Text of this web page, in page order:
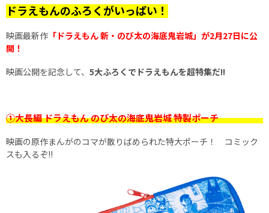
ドラえもんのふろくがいっぱい！
映画最新作 「ドラえもん 新・のび太の海底鬼岩城」が2月27日に公
開！
映画公開を記念して、 5大ふろくでドラえもんを超特集だ!!
①大長編 ドラえもん のび太の海底鬼岩城 特製ポーチ
映画の原作まんがのコマが散りばめられた特大ポーチ！ コミック
スも入るぞ!!